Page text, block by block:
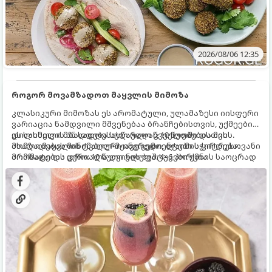
2026/08/06 12:35
როგორ მოვამზადოთ მაყვლის მიმოზა
კლასიკური მიმოზას ეს არომატული, ულამაზესი იისფერი
ვარიაცია ნამდვილი მშვენებაა ბრანჩებისთვის, უქმეების
დილისთვის ან სადღესასწაულო წვეულებებისთვის.
ახალი მაყვლის ტკბილ-მჟავე გემო, ლაიმის ციტრუსოვანი
არომატი და ცქრიალა ღვინის ბუშტუკები ქმნის საოცრად
დახვეწილ და მაგრილებელ კოქტეილს.
ეს სასმელი მზადდება სულ რაღაც 10 წუთში და მის
მომზადებას მინიმალური ინგრედიენტები სჭირდება.
მომზადების დრო: 10 წუთი ულუფა: 4–6 პორცია